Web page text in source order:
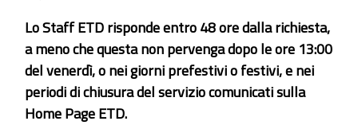
Lo Staff ETD risponde entro 48 ore dalla richiesta,
a meno che questa non pervenga dopo le ore 13:00
del venerdì, o nei giorni prefestivi o festivi, e nei
periodi di chiusura del servizio comunicati sulla
Home Page ETD.